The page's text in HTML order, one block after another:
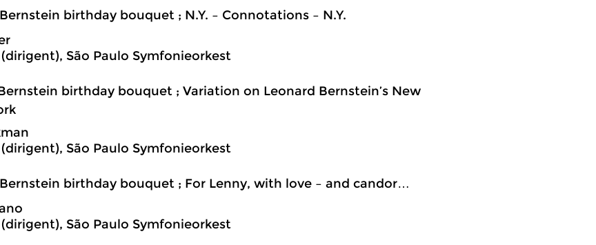
birthday bouquet ; N.Y. – Connotations – N.Y.
São Paulo Symfonieorkest
birthday bouquet ; Variation on Leonard Bernstein’s New
São Paulo Symfonieorkest
Bernstein birthday bouquet ; For Lenny, with love – and candor…
São Paulo Symfonieorkest